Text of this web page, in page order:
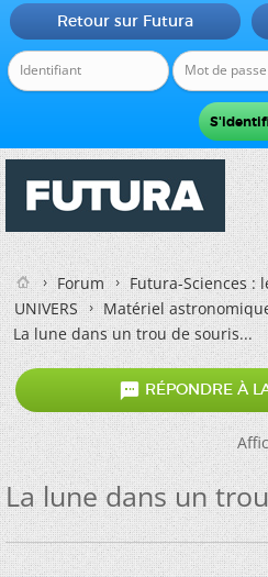
Retour sur Futura
Forum
Futura-Sciences :
UNIVERS
Matériel
La lune dans un trou de souris...
 RÉPONDRE À
La lune dans un